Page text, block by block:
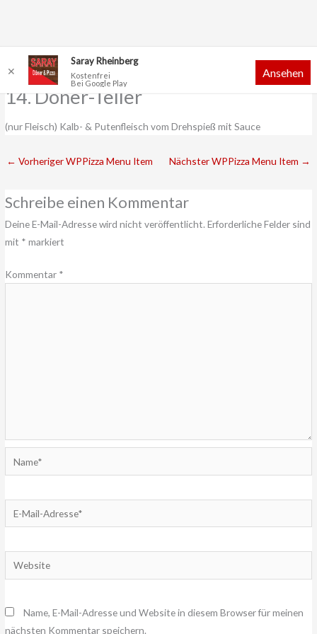
Inhalt
14. Döner-Teller
(nur Fleisch) Kalb- & Putenfleisch vom Drehspieß mit Sauce
← Vorheriger WPPizza Menu Item Nächster WPPizza Menu Item →
Schreibe einen Kommentar
Deine E-Mail-Adresse wird nicht veröffentlicht. Erforderliche Felder sind
mit * markiert
Kommentar *
Mail-
Website
Name, E-Mail-Adresse und Website in diesem Browser für meinen
nächsten Kommentar speichern.
✕
Saray Rheinberg
Kostenfrei
Bei Google Play
Ansehen